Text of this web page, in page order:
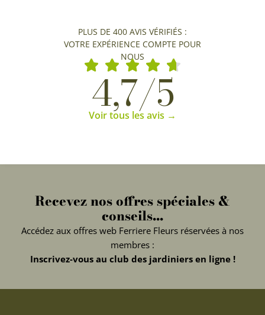
PLUS DE 400 AVIS VÉRIFIÉS :
VOTRE EXPÉRIENCE COMPTE POUR
NOUS
4,7/5
Voir tous les avis →
Recevez nos offres spéciales &
conseils...
Accédez aux offres web Ferriere Fleurs réservées à nos
membres :
Inscrivez-vous au club des jardiniers en ligne !